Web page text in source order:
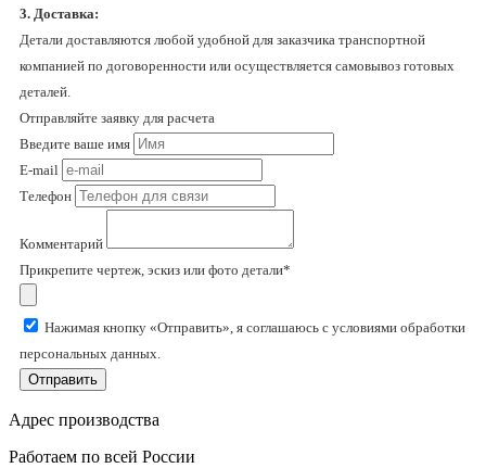
3. Доставка:
Детали доставляются любой удобной для заказчика транспортной
компанией по договоренности или осуществляется самовывоз готовых
деталей.
Отправляйте заявку для расчета
Введите ваше имя
E-mail
Телефон
Комментарий
Прикрепите чертеж, эскиз или фото детали*
Нажимая кнопку «Отправить», я соглашаюсь с условиями обработки
персональных данных.
Отправить
Адрес производства
Работаем по всей России